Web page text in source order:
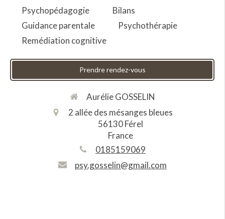
Psychopédagogie
Bilans
Guidance parentale
Psychothérapie
Remédiation cognitive
Prendre rendez-vous
Aurélie GOSSELIN
2 allée des mésanges bleues
56130Férel
France
0185159069
psy.gosselin@gmail.com